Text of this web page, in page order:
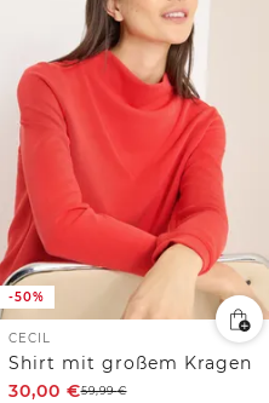
-50%
CECIL
Shirt mit großem Kragen
30,00 €59,99€